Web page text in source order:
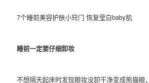
7个睡前美容护肤小窍门 恢复莹白baby肌
睡前一定要仔细卸妆
不想隔天起床时发现眼妆没卸干净变成熊猫眼